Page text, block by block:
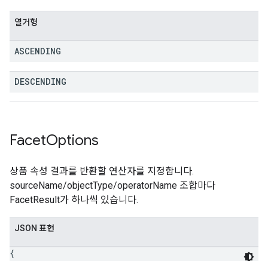
열거형
ASCENDING
DESCENDING
FacetOptions
상품 속성 결과를 반환할 연산자를 지정합니다.
sourceName/objectType/operatorName 조합마다
FacetResult가 하나씩 있습니다.
JSON 표현
{